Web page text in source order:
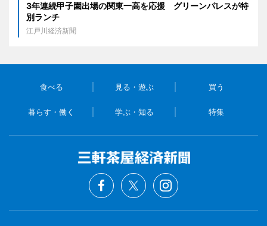
3年連続甲子園出場の関東一高を応援 グリーンパレスが特
別ランチ
江戸川経済新聞
食べる 見る・遊ぶ 買う
暮らす・働く 学ぶ・知る 特集